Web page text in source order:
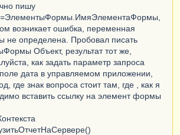
пишу
возникает ошибка, переменная
определена. Пробовал писать
Объект, результат тот же,
как задать параметр запроса
дата в управляемом приложении,
где знак вопроса стоит там, где , как я
вставить ссылку на элемент формы